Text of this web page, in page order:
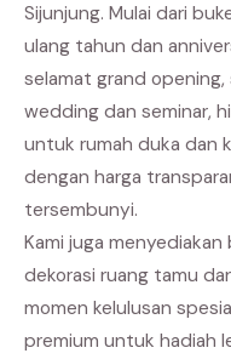
Sijunjung. Mulai dari
ulang tahun dan
selamat grand
wedding dan seminar,
untuk rumah duka dan
dengan harga
tersembunyi.
Kami juga
dekorasi ruang tamu
momen kelulusan
premium untuk hadiah